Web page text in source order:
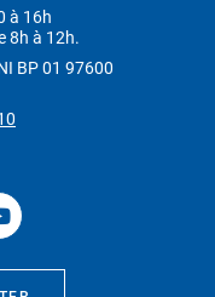
à 16h
8h à 12h.
BP 01 97600